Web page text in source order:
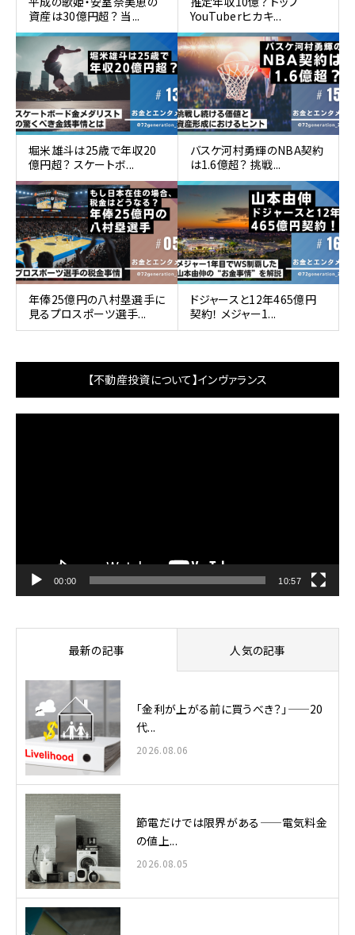
資産は30億円超？ 当...
YouTuberヒカキ...
堀米雄斗は25歳で年収20
億円超？ スケートボ...
バスケ河村勇輝のNBA契約
は1.6億超？ 挑戦...
年俸25億円の八村塁選手に
見るプロスポーツ選手...
ドジャースと12年465億円
契約！ メジャー1...
【不動産投資について】インヴァランス
00:00 10:57
最新の記事 人気の記事
「金利が上がる前に買うべき？」——20
代...
2026.08.06
節電だけでは限界がある——電気料金
の値上...
2026.08.05